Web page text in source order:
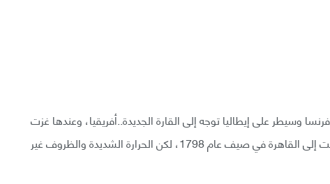
وسيطر على إيطاليا توجه إلى القارة الجديدة..أفريقيا، وعندها غزت
القوات الفرنسية شواطئ الإسكندرية وتوجّهت إلى القاهرة في صيف عام 1798، لكن الحرارة الشديدة والظروف غير